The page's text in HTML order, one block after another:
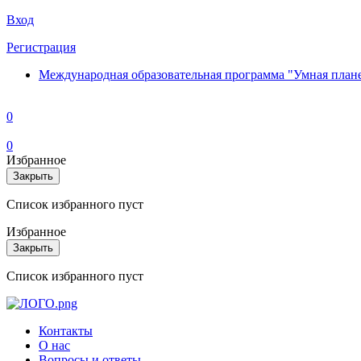
Вход
Регистрация
Международная образовательная программа "Умная
0
0
Избранное
Закрыть
Список избранного пуст
Избранное
Закрыть
Список избранного пуст
Контакты
О нас